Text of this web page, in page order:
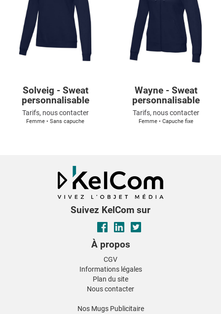
Solveig - Sweat
personnalisable
Tarifs, nous contacter
Femme • Sans capuche
Wayne - Sweat
personnalisable
Tarifs, nous contacter
Femme • Capuche fixe
Suivez KelCom sur
À propos
CGV
Informations légales
Plan du site
Nous contacter
Nos Mugs Publicitaire